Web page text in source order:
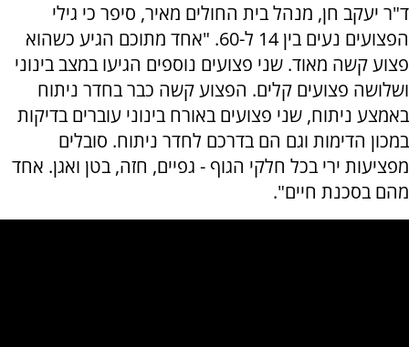
ד"ר יעקב חן, מנהל בית החולים מאיר, סיפר כי גילי
הפצועים נעים בין 14 ל-60. "אחד מתוכם הגיע כשהוא
פצוע קשה מאוד. שני פצועים נוספים הגיעו במצב בינוני
ושלושה פצועים קלים. הפצוע קשה כבר בחדר ניתוח
באמצע ניתוח, שני פצועים באורח בינוני עוברים בדיקות
במכון הדימות וגם הם בדרכם לחדר ניתוח. סובלים
מפציעות ירי בכל חלקי הגוף - גפיים, חזה, בטן ואגן. אחד
מהם בסכנת חיים".